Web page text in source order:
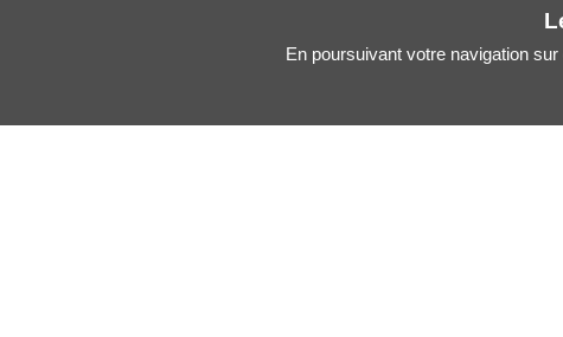
En poursuivant votre navigation